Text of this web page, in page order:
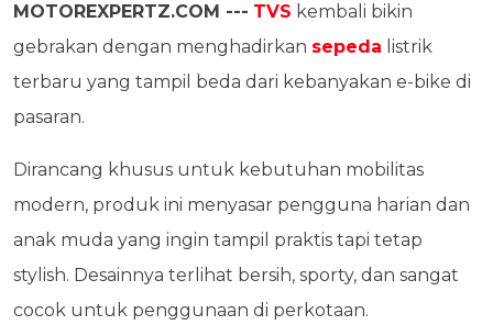
MOTOREXPERTZ.COM --- TVS kembali bikin
gebrakan dengan menghadirkan sepeda listrik
terbaru yang tampil beda dari kebanyakan e-bike di
pasaran.
Dirancang khusus untuk kebutuhan mobilitas
modern, produk ini menyasar pengguna harian dan
anak muda yang ingin tampil praktis tapi tetap
stylish. Desainnya terlihat bersih, sporty, dan sangat
cocok untuk penggunaan di perkotaan.